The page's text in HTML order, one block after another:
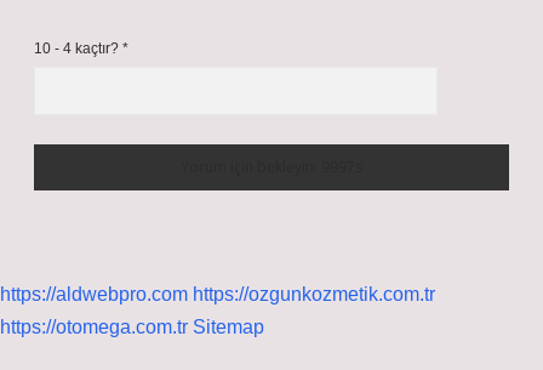
10 - 4 kaçtır? *
https://aldwebpro.com https://ozgunkozmetik.com.tr
https://otomega.com.tr Sitemap